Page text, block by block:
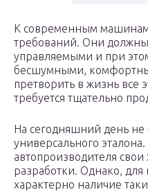
К современным машинам
требований. Они
управляемыми и при
бесшумными,
претворить в жизнь все
требуется тщательно
На сегодняшний день не
универсального
автопроизводителя
разработки. Однако, для
характерно наличие